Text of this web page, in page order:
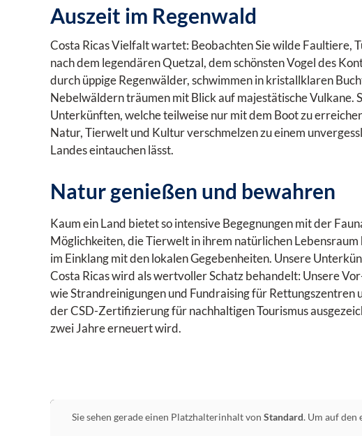
Auszeit im Regenwald
Costa Ricas Vielfalt wartet: Beobachten Sie wilde Faultiere,
nach dem legendären Quetzal, dem schönsten Vogel des
durch üppige Regenwälder, schwimmen in kristallklaren
Nebelwäldern träumen mit Blick auf majestätische Vulkane.
Unterkünften, welche teilweise nur mit dem Boot zu
Natur, Tierwelt und Kultur verschmelzen zu einem
Landes eintauchen lässt.
Natur genießen und bewahren
Kaum ein Land bietet so intensive Begegnungen mit der
Möglichkeiten, die Tierwelt in ihrem natürlichen
im Einklang mit den lokalen Gegebenheiten. Unsere
Costa Ricas wird als wertvoller Schatz behandelt: Unsere
wie Strandreinigungen und Fundraising für
der CSD-Zertifizierung für nachhaltigen Tourismus
zwei Jahre erneuert wird.
Sie sehen gerade einen Platzhalterinhalt von Standard. Um auf den